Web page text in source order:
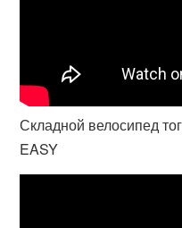
Складной велосипед
EASY